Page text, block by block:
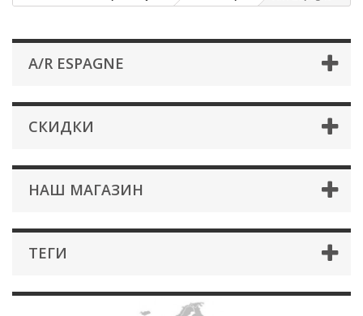
A/R ESPAGNE
СКИДКИ
НАШ МАГАЗИН
ТЕГИ